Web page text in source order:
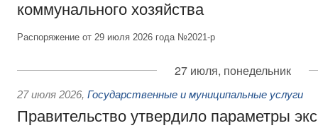
коммунального хозяйства
Распоряжение от 29 июля 2026 года №2021-р
27 июля, понедельник
27 июля 2026, Государственные и муниципальные услуги
Правительство утвердило параметры